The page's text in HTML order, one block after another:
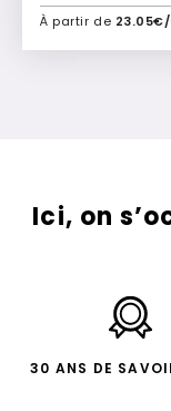
À partir de 23.05€/
Ajouter à mon
Ici, on
30 ANS DE